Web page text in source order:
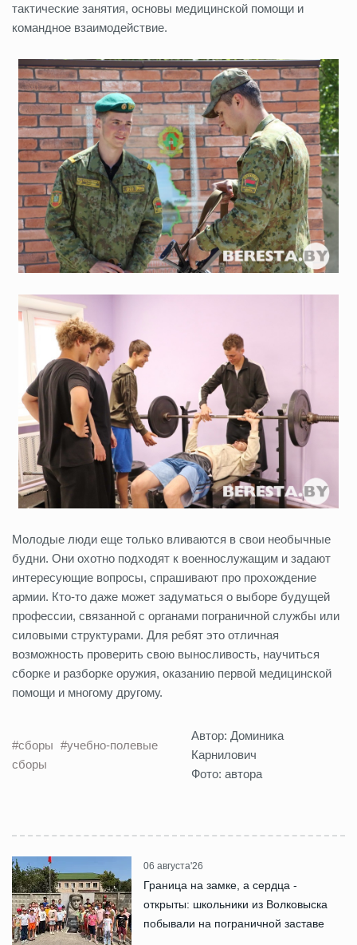
тактические занятия, основы медицинской помощи и
командное взаимодействие.
Молодые люди еще только вливаются в свои необычные
будни. Они охотно подходят к военнослужащим и задают
интересующие вопросы, спрашивают про прохождение
армии. Кто-то даже может задуматься о выборе будущей
профессии, связанной с органами пограничной службы или
силовыми структурами. Для ребят это отличная
возможность проверить свою выносливость, научиться
сборке и разборке оружия, оказанию первой медицинской
помощи и многому другому.
#сборы #учебно-полевые
сборы
Автор: Доминика
Карнилович
Фото: автора
06 августа'26
Граница на замке, а сердца -
открыты: школьники из Волковыска
побывали на пограничной заставе